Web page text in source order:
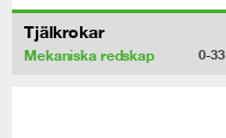
Tjälkrokar
Mekaniska redskap 0-33